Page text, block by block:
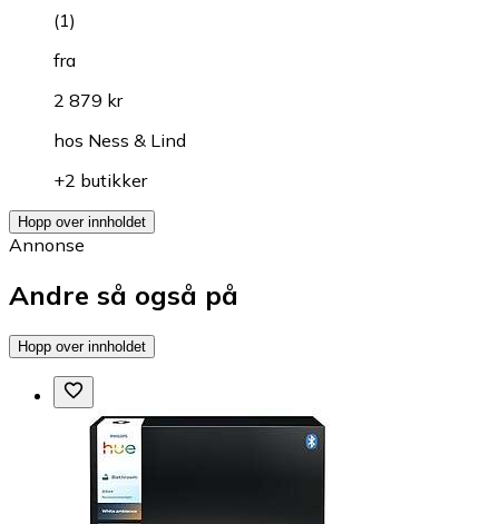
(1)
fra
2 879 kr
hos Ness & Lind
+2 butikker
Hopp over innholdet
Annonse
Andre så også på
Hopp over innholdet